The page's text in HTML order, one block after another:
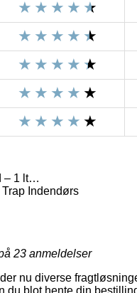
– 1 lt…
Indendørs
23 anmeldelser
nu diverse
du blot hente din